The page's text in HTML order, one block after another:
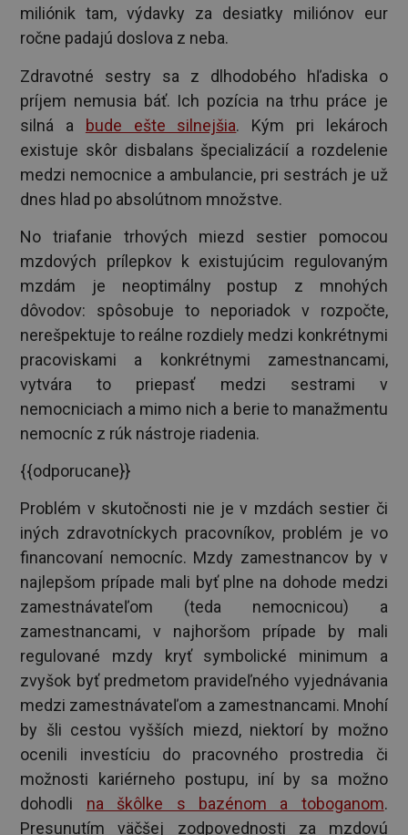
miliónik tam, výdavky za desiatky miliónov eur
ročne padajú doslova z neba.
Zdravotné sestry sa z dlhodobého hľadiska o
príjem nemusia báť. Ich pozícia na trhu práce je
silná a bude ešte silnejšia. Kým pri lekároch
existuje skôr disbalans špecializácií a rozdelenie
medzi nemocnice a ambulancie, pri sestrách je už
dnes hlad po absolútnom množstve.
No triafanie trhových miezd sestier pomocou
mzdových prílepkov k existujúcim regulovaným
mzdám je neoptimálny postup z mnohých
dôvodov: spôsobuje to neporiadok v rozpočte,
nerešpektuje to reálne rozdiely medzi konkrétnymi
pracoviskami a konkrétnymi zamestnancami,
vytvára to priepasť medzi sestrami v
nemocniciach a mimo nich a berie to manažmentu
nemocníc z rúk nástroje riadenia.
{{odporucane}}
Problém v skutočnosti nie je v mzdách sestier či
iných zdravotníckych pracovníkov, problém je vo
financovaní nemocníc. Mzdy zamestnancov by v
najlepšom prípade mali byť plne na dohode medzi
zamestnávateľom (teda nemocnicou) a
zamestnancami, v najhoršom prípade by mali
regulované mzdy kryť symbolické minimum a
zvyšok byť predmetom pravideľného vyjednávania
medzi zamestnávateľom a zamestnancami. Mnohí
by šli cestou vyšších miezd, niektorí by možno
ocenili investíciu do pracovného prostredia či
možnosti kariérneho postupu, iní by sa možno
dohodli na škôlke s bazénom a toboganom.
Presunutím väčšej zodpovednosti za mzdovú